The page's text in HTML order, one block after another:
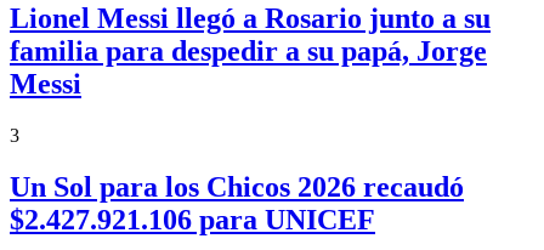
Lionel Messi llegó a Rosario junto a su
familia para despedir a su papá, Jorge
Messi
3
Un Sol para los Chicos 2026 recaudó
$2.427.921.106 para UNICEF